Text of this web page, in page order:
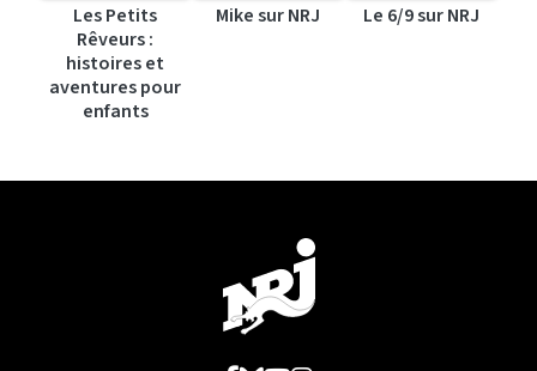
Les Petits
Rêveurs :
histoires et
aventures pour
enfants
Mike sur NRJ Le 6/9 sur NRJ